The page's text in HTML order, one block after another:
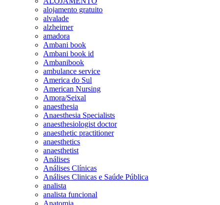
alojamento gratuito
alvalade
alzheimer
amadora
Ambani book
Ambani book id
Ambanibook
ambulance service
America do Sul
American Nursing
Amora/Seixal
anaesthesia
Anaesthesia Specialists
anaesthesiologist doctor
anaesthetic practitioner
anaesthetics
anaesthetist
Análises
Análises Clínicas
Análises Clinicas e Saúde Pública
analista
analista funcional
Anatomia